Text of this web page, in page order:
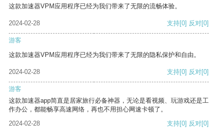
这款加速器VPM应用程序已经为我们带来了无限的流畅体验。
2024-02-28 支持[0] 反对[0]
游客
这款加速器VPM应用程序已经为我们带来了无限的隐私保护和自由。
2024-02-28 支持[0] 反对[0]
游客
这款加速器app简直是居家旅行必备神器，无论是看视频、玩游戏还是工
作办公，都能畅享高速网络，再也不用担心网速卡顿了。
2024-02-28
支持[0] 反对[0]